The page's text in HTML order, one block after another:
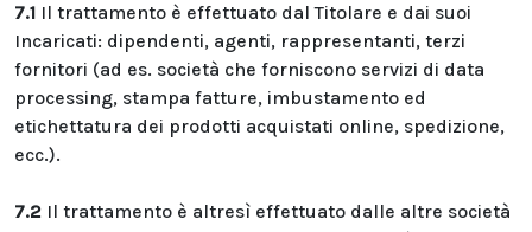
7.1 Il trattamento è effettuato dal Titolare e dai suoi
Incaricati: dipendenti, agenti, rappresentanti, terzi
fornitori (ad es. società che forniscono servizi di data
processing, stampa fatture, imbustamento ed
etichettatura dei prodotti acquistati online, spedizione,
ecc.).
7.2 Il trattamento è altresì effettuato dalle altre società